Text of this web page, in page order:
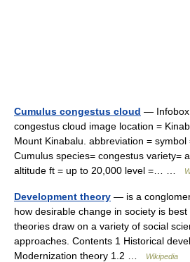
Cumulus congestus cloud — Infobox
congestus cloud image location =
Mount Kinabalu. abbreviation = symbol
Cumulus species= congestus variety=
altitude ft = up to 20,000 level =… …
Development theory — is a
how desirable change in society is
theories draw on a variety of social
approaches. Contents 1 Historical
Modernization theory 1.2 …
Wikipedia